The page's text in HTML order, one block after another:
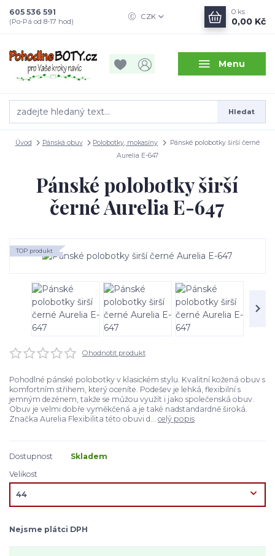
Menu
CZK
Hledat
605 536 591
(Po-Pá od 8-17 hod)
0 ks
0,00 Kč
Úvod Pánská obuv Polobotky, mokasíny
Pánské polobotky širší černé
Aurelia E-647
Pánské polobotky širší
černé Aurelia E-647
TOP produkt
Ohodnotit produkt
Pohodlné pánské polobotky v klasickém stylu. Kvalitní kožená obuv s
komfortním střihem, který oceníte. Podešev je lehká, flexibilní s
jemným dezénem, takže se můžou využít i jako společenská obuv.
Obuv je velmi dobře vyměkčená a je také nadstandardně široká.
Značka Aurelia Flexibilita této obuvi d... celý popis
Dostupnost
Skladem
Velikost
Nejsme plátci DPH